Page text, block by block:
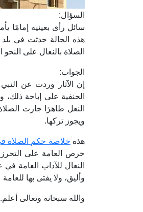
السؤال:
سائل رأى بعينيه إمامًا
هذه الحالة حدثت في
الصلاة بالنعال على النحو
الجواب:
إن الآثار وردت عن
الحنفية على إباحة
النعل طاهرًا جازت
ويجوز تركها.
هذه خلاصة حكم الصلاة
حرص العامة على التحرز
النعال للآداب العامة
وأليق، ولا يفتى بها
والله سبحانه وتعالى أعلم.